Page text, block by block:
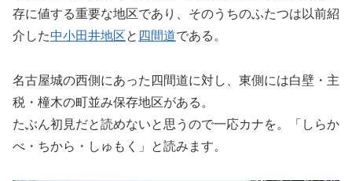
存に値する重要な地区であり、そのうちのふたつは以前紹
介した中小田井地区と 四間道である。
名古屋城の西側にあった四間道に対し、東側には白壁・主
税・橦木の町並み保存地区がある。
たぶん初見だと読めないと思うので一応カナを。「しらか
べ・ちから・しゅもく」と読みます。